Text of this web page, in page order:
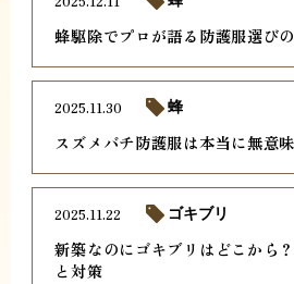
蜂駆除でプロが語る防護服選び
スズメバチ防護服は本当に無意
2025.11.30 蜂
新築なのにゴキブリはどこから
と対策
2025.11.22 ゴキブリ